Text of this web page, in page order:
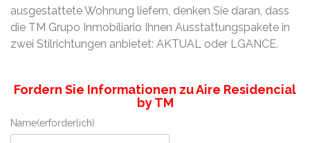
ausgestattete Wohnung liefern, denken Sie daran, dass
die TM Grupo Inmobiliario Ihnen Ausstattungspakete in
zwei Stilrichtungen anbietet: AKTUAL oder LGANCE.
Fordern Sie Informationen zu Aire Residencial
by TM
Name(erforderlich)